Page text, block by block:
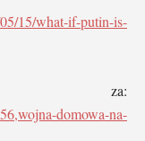
15/what-if-putin-is-
za:
domowa-na-